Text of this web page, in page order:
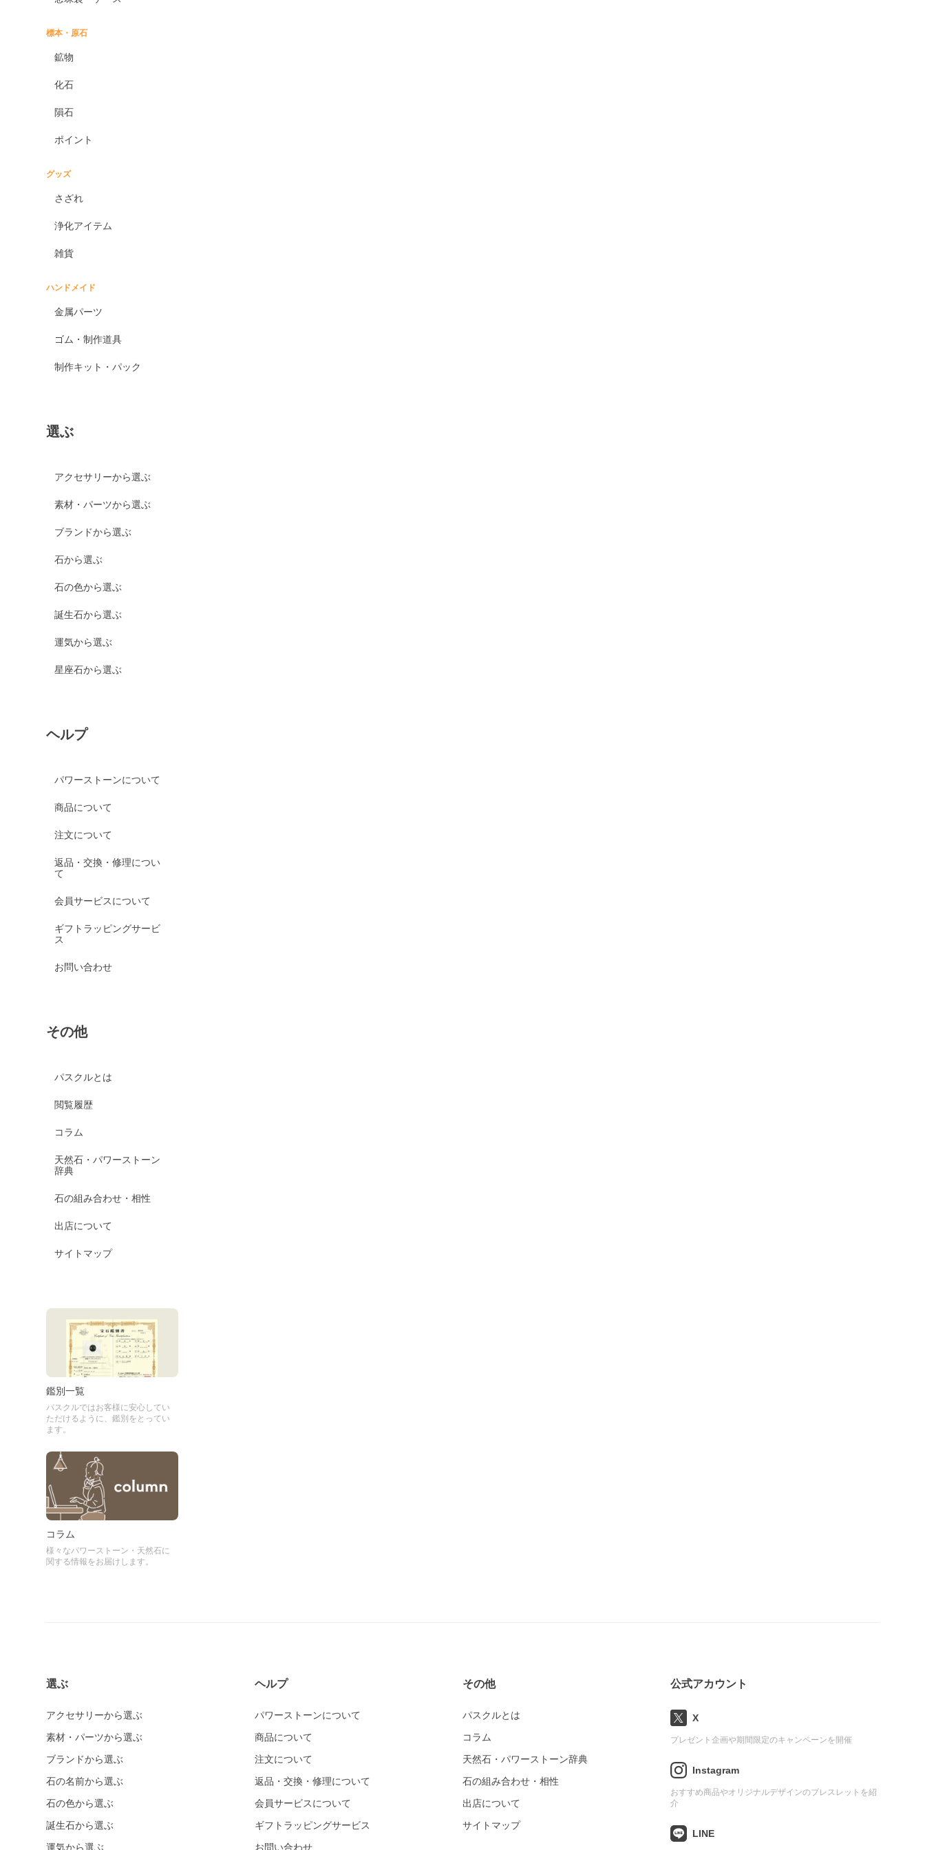
標本・原石
鉱物
化石
隕石
ポイント
グッズ
さざれ
浄化アイテム
雑貨
ハンドメイド
金属パーツ
ゴム・制作道具
制作キット・パック
選ぶ
アクセサリーから選ぶ
素材・パーツから選ぶ
ブランドから選ぶ
石から選ぶ
石の色から選ぶ
誕生石から選ぶ
運気から選ぶ
星座石から選ぶ
ヘルプ
パワーストーンについて
商品について
注文について
返品・交換・修理につい
て
会員サービスについて
ギフトラッピングサービ
ス
お問い合わせ
その他
パスクルとは
閲覧履歴
コラム
天然石・パワーストーン
辞典
石の組み合わせ・相性
出店について
サイトマップ
鑑別一覧
パスクルではお客様に安心してい
ただけるように、鑑別をとってい
ます。
コラム
様々なパワーストーン・天然石に
関する情報をお届けします。
選ぶ
アクセサリーから選ぶ
素材・パーツから選ぶ
ブランドから選ぶ
石の名前から選ぶ
石の色から選ぶ
誕生石から選ぶ
運気から選ぶ
ヘルプ
パワーストーンについて
商品について
注文について
返品・交換・修理について
会員サービスについて
ギフトラッピングサービス
お問い合わせ
その他
パスクルとは
コラム
天然石・パワーストーン辞典
石の組み合わせ・相性
出店について
サイトマップ
公式アカウント
X
プレゼント企画や期間限定のキャンペーンを開催
Instagram
おすすめ商品やオリジナルデザインのブレスレットを紹
介
LINE